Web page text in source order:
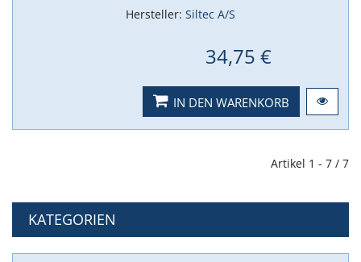
Hersteller: Siltec A/S
34,75 €
IN DEN WARENKORB
Artikel 1 - 7 / 7
KATEGORIEN